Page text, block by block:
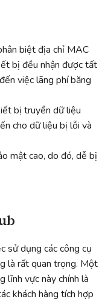
biệt địa chỉ MAC
bị đều nhận được tất
việc lãng phí băng
bị truyền dữ liệu
cho dữ liệu bị lỗi và
mật cao, do đó, dễ bị
sử dụng các công cụ
là rất quan trọng. Một
lĩnh vực này chính là
khách hàng tích hợp